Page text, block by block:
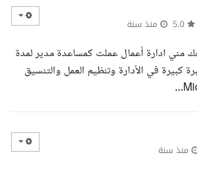
منذ سنة
مني ادارة أعمال عملت كمساعدة مدير لمدة
خبرة كبيرة في الأدارة وتنظيم العمل والتنسيق
منذ سنة